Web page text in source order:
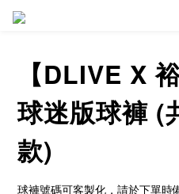
【DLIVE X
球迷版球褲 (
款)
球褲號碼可客製化，請於下單時